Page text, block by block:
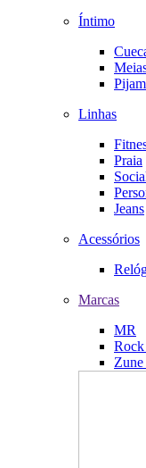
Íntimo
Linhas
Praia
Jeans
Acessórios
Marcas
MR
Zune